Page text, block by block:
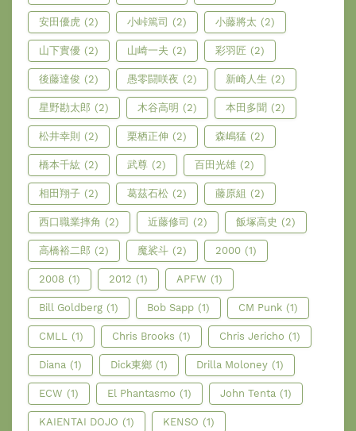
安田優虎 (2) 小峠篤司 (2) 小藤將太 (2)
山下實優 (2) 山崎一夫 (2) 彩羽匠 (2)
後藤達俊 (2) 愚零闘咲夜 (2) 新崎人生 (2)
星野勘太郎 (2) 木谷高明 (2) 本田多聞 (2)
松井幸則 (2) 栗栖正伸 (2) 森嶋猛 (2)
橋本千紘 (2) 武尊 (2) 百田光雄 (2)
相田翔子 (2) 葛茲石松 (2) 藤原組 (2)
西口職業摔角 (2) 近藤修司 (2) 飯塚高史 (2)
高橋裕二郎 (2) 魔裟斗 (2) 2000 (1)
2008 (1) 2012 (1) APFW (1)
Bill Goldberg (1) Bob Sapp (1) CM Punk (1)
CMLL (1) Chris Brooks (1) Chris Jericho (1)
Diana (1) Dick東鄉 (1) Drilla Moloney (1)
ECW (1) El Phantasmo (1) John Tenta (1)
KAIENTAI DOJO (1) KENSO (1)